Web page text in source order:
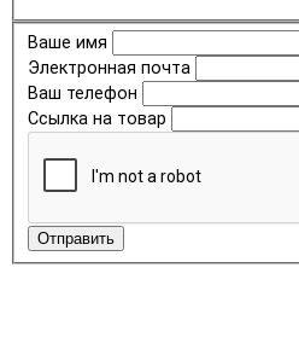
Ваше имя
Электронная почта
Ваш телефон
Ссылка на товар
Отправить